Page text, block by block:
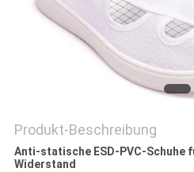
SITEMAP
Produkt-Beschreibung
Anti-statische ESD-PVC-Schuhe
Widerstand